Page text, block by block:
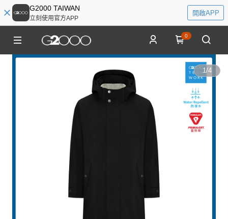
G2000 TAIWAN
立刻使用官方APP
開啟APP
0
1/4